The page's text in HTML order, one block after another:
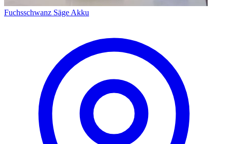
Fuchsschwanz Säge Akku